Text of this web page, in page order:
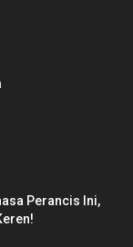
Perancis Ini,